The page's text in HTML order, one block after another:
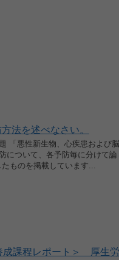
法を述べなさい。
「悪性新生物、心疾患および
について、各予防毎に分けて論
ものを掲載しています...
課程レポート＞ 厚生